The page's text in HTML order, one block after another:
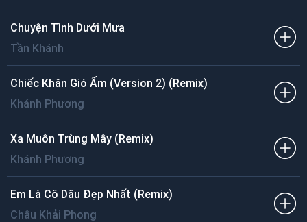
Chuyện Tình Dưới Mưa
Tần Khánh
Chiếc Khăn Gió Ấm (Version 2) (Remix)
Khánh Phương
Xa Muôn Trùng Mây (Remix)
Khánh Phương
Em Là Cô Dâu Đẹp Nhất (Remix)
Châu Khải Phong